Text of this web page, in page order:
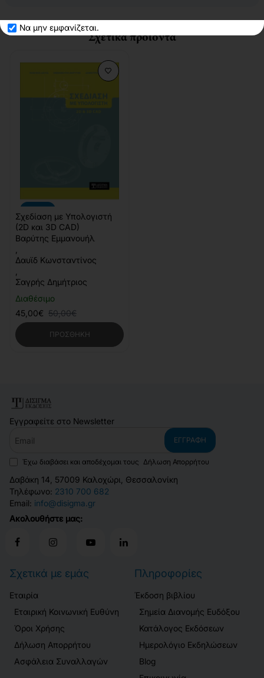
Να μην εμφανίζεται.
Σχετικά προϊόντα
Διαθέσιμο
Σχεδίαση με Υπολογιστή
(2D και 3D CAD)
Βαρύτης Εμμανουήλ
Δαυϊδ Κωνσταντίνος
Σαγρής Δημήτριος
45,00€ 50,00€
ΠΡΟΣΘΉΚΗ
Εγγραφείτε στο Newsletter
ΕΓΓΡΑΦΉ
Έχω διαβάσει και αποδέχομαι τους Δήλωση Απορρήτου
Δαβάκη 14, 57009 Καλοχώρι, Θεσσαλονίκη
Τηλέφωνο: 2310 700 682
Email: info@disigma.gr
Ακολουθήστε μας:
Σχετικά με εμάς
Εταιρία
Εταιρική Κοινωνική Ευθύνη
Όροι Χρήσης
Δήλωση Απορρήτου
Ασφάλεια Συναλλαγών
Πληροφορίες
Έκδοση βιβλίου
Σημεία Διανομής Ευδόξου
Κατάλογος Εκδόσεων
Ημερολόγιο Εκδηλώσεων
Blog